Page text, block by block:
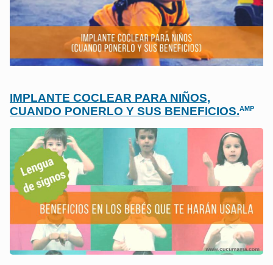
IMPLANTE COCLEAR PARA NIÑOS,
CUANDO PONERLO Y SUS BENEFICIOS.AMP